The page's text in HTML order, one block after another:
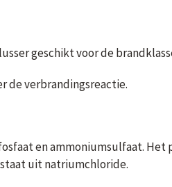
geschikt voor de
de verbrandingsreactie.
en ammoniumsulfaat. Het
uit natriumchloride.